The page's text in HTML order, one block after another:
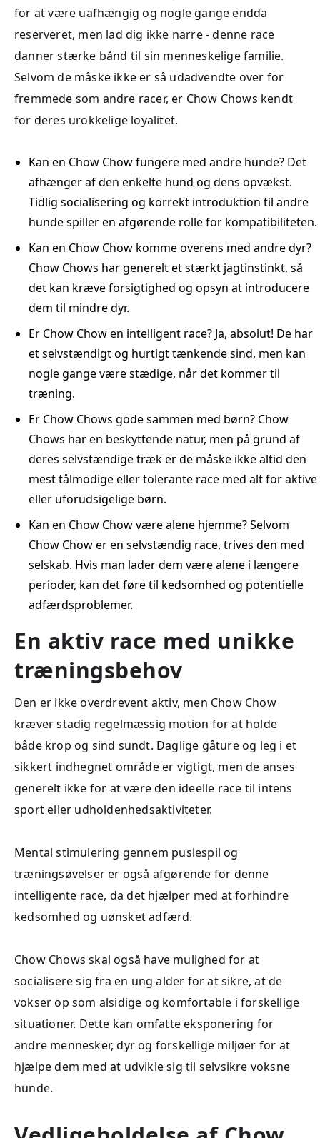
for at være uafhængig og nogle gange endda
reserveret, men lad dig ikke narre - denne race
danner stærke bånd til sin menneskelige familie.
Selvom de måske ikke er så udadvendte over for
fremmede som andre racer, er Chow Chows kendt
for deres urokkelige loyalitet.
Kan en Chow Chow fungere med andre hunde? Det
afhænger af den enkelte hund og dens opvækst.
Tidlig socialisering og korrekt introduktion til andre
hunde spiller en afgørende rolle for kompatibiliteten.
Kan en Chow Chow komme overens med andre dyr?
Chow Chows har generelt et stærkt jagtinstinkt, så
det kan kræve forsigtighed og opsyn at introducere
dem til mindre dyr.
Er Chow Chow en intelligent race? Ja, absolut! De har
et selvstændigt og hurtigt tænkende sind, men kan
nogle gange være stædige, når det kommer til
træning.
Er Chow Chows gode sammen med børn? Chow
Chows har en beskyttende natur, men på grund af
deres selvstændige træk er de måske ikke altid den
mest tålmodige eller tolerante race med alt for aktive
eller uforudsigelige børn.
Kan en Chow Chow være alene hjemme? Selvom
Chow Chow er en selvstændig race, trives den med
selskab. Hvis man lader dem være alene i længere
perioder, kan det føre til kedsomhed og potentielle
adfærdsproblemer.
En aktiv race med unikke
træningsbehov
Den er ikke overdrevent aktiv, men Chow Chow
kræver stadig regelmæssig motion for at holde
både krop og sind sundt. Daglige gåture og leg i et
sikkert indhegnet område er vigtigt, men de anses
generelt ikke for at være den ideelle race til intens
sport eller udholdenhedsaktiviteter.
Mental stimulering gennem puslespil og
træningsøvelser er også afgørende for denne
intelligente race, da det hjælper med at forhindre
kedsomhed og uønsket adfærd.
Chow Chows skal også have mulighed for at
socialisere sig fra en ung alder for at sikre, at de
vokser op som alsidige og komfortable i forskellige
situationer. Dette kan omfatte eksponering for
andre mennesker, dyr og forskellige miljøer for at
hjælpe dem med at udvikle sig til selvsikre voksne
hunde.